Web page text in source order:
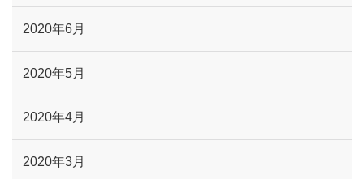
2020年6月
2020年5月
2020年4月
2020年3月